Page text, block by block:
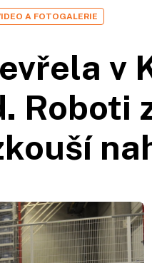
A FOTOGALERIE
v
Roboti